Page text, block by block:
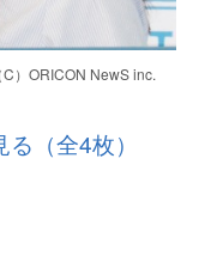
）ORICON NewS inc.
（全4枚）